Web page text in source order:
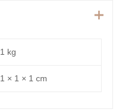
1 kg
1 × 1 × 1 cm